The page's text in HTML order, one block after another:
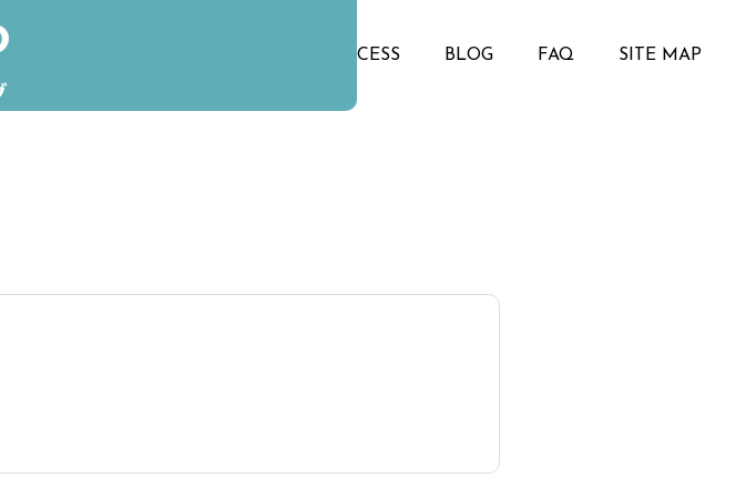
ACCESS BLOG FAQ SITE MAP